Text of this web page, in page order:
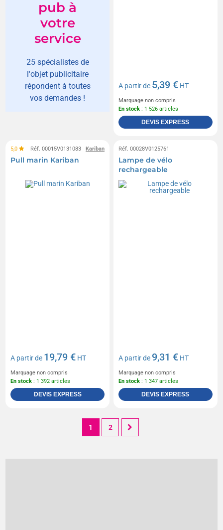
pub à
votre
service
25 spécialistes de
l'objet publicitaire
répondent à toutes
vos demandes !
A partir de 5,39 € HT
Marquage non compris
En stock : 1 526 articles
DEVIS EXPRESS
Kariban
5,0 Réf. 00015V0131083
Pull marin Kariban
A partir de 19,79 € HT
Marquage non compris
En stock : 1 392 articles
DEVIS EXPRESS
Réf. 00028V0125761
Lampe de vélo
rechargeable
A partir de 9,31 € HT
Marquage non compris
En stock : 1 347 articles
DEVIS EXPRESS
1 2